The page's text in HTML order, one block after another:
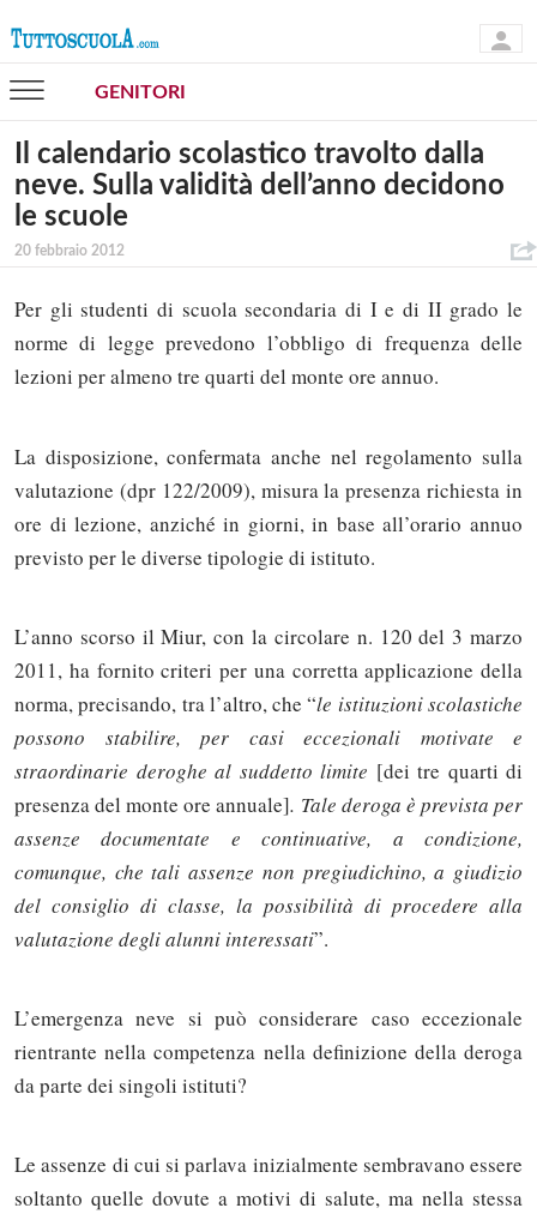
GENITORI
Il calendario scolastico travolto dalla
neve. Sulla validità dell’anno decidono
le scuole
20 febbraio 2012
Per gli studenti di scuola secondaria di I e di II grado le
norme di legge prevedono l’obbligo di frequenza delle
lezioni per almeno tre quarti del monte ore annuo.
La disposizione, confermata anche nel regolamento sulla
valutazione (dpr 122/2009), misura la presenza richiesta in
ore di lezione, anziché in giorni, in base all’orario annuo
previsto per le diverse tipologie di istituto.
L’anno scorso il Miur, con la circolare n. 120 del 3 marzo
2011, ha fornito criteri per una corretta applicazione della
norma, precisando, tra l’altro, che “le istituzioni scolastiche
possono stabilire, per casi eccezionali motivate e
straordinarie deroghe al suddetto limite [dei tre quarti di
presenza del monte ore annuale]. Tale deroga è prevista per
assenze documentate e continuative, a condizione,
comunque, che tali assenze non pregiudichino, a giudizio
del consiglio di classe, la possibilità di procedere alla
valutazione degli alunni interessati”.
L’emergenza neve si può considerare caso eccezionale
rientrante nella competenza nella definizione della deroga
da parte dei singoli istituti?
Le assenze di cui si parlava inizialmente sembravano essere
soltanto quelle dovute a motivi di salute, ma nella stessa